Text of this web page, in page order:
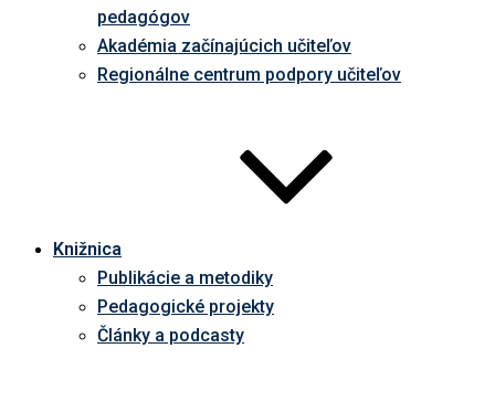
pedagógov
Akadémia začínajúcich učiteľov
Regionálne centrum podpory učiteľov
Knižnica
Publikácie a metodiky
Pedagogické projekty
Články a podcasty